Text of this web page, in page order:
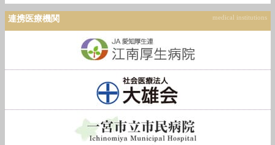
連携医療機関 medical institutions